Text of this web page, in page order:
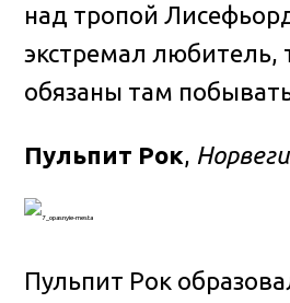
над тропой
экстремал любитель,
обязаны там
Пульпит Рок,
Пульпит Рок